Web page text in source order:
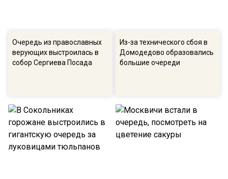
Очередь из православных
верующих выстроилась в
собор Сергиева Посада
Из-за технического сбоя в
Домодедово образовались
большие очереди